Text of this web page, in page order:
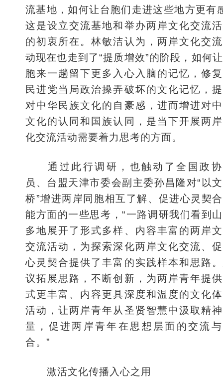
流基地，如何让台胞们走进这些地方更有
这是设立交流基地和举办两岸文化交流
的初衷所在。林敏洁认为，两岸文化交
动现在也走到了“提质增效”的阶段，如何
胞来一趟留下更多入心入脑的记忆，修
民进党当局政治操弄破坏的文化记忆，
对中华民族文化的自豪感，进而增进对
文化的认同和国族认同，是当下开展两
化交流活动需要着力思考的方面。
通过此行调研，也触动了全国政
员、台盟天津市委会副主委孙昌隆对“以
桥”增进两岸同胞相互了解、促进心灵契
能方面的一些思考，“一路调研我们看到
多地展开了形式多样、内容丰富的两岸
交流活动，为探索深化两岸文化交流、
心灵契合提供了丰富的实践样本和思路
议拓展思路，不断创新，为两岸青年提
式更丰富、内容更具深度和温度的文化
活动，让两岸青年从圣贤智慧中汲取精
量，促进两岸青年在思想层面的交流
合。”
激活文化传播入心之用